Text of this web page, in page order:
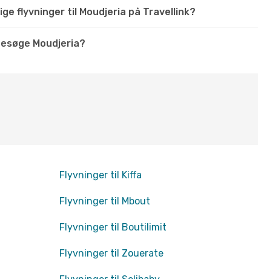
flyvninger til Moudjeria på Travellink?
Moudjeria?
Flyvninger til Kiffa
Flyvninger til Mbout
Flyvninger til Boutilimit
Flyvninger til Zouerate